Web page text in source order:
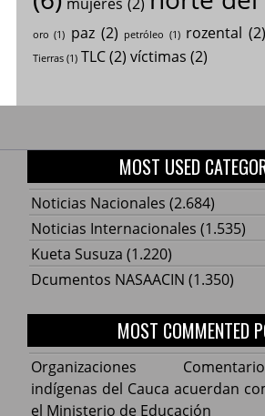
mujeres (2)
oro (1) paz (2) petróleo (1) rozental (2)
Tierras(1) TLC(2) víctimas (2)
MOST USED
Noticias Nacionales (2.684)
Noticias Internacionales (1.535)
Kueta Susuza (1.220)
Dcumentos NASAACIN (1.350)
MOST COMMENTED
Organizaciones
indígenas del Cauca acuerdan
el Ministerio de Educación